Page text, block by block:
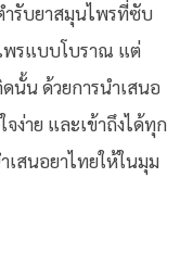
รับยาสมุนไพรที่ซับ
พรแบบโบราณ แต่
ดนั้น ด้วยการนำเสนอ
ง่าย และเข้าถึงได้ทุก
เสนอยาไทยให้ในมุม